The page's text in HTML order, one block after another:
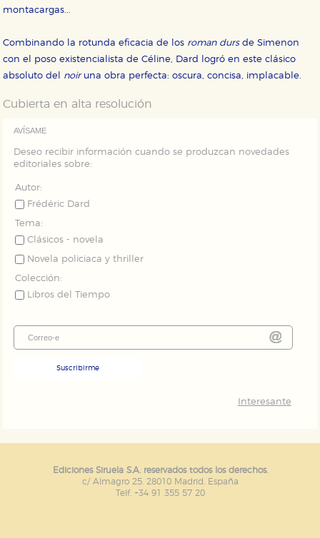
montacargas...
Combinando la rotunda eficacia de los roman dursde Simenon
con el poso existencialista de Céline, Dard logró en este clásico
absoluto del noiruna obra perfecta: oscura, concisa, implacable.
Cubierta en alta resolución
AVÍSAME
Deseo recibir información cuando se produzcan novedades
editoriales sobre:
Autor:
Frédéric Dard
Tema:
Clásicos - novela
Novela policiaca y thriller
Colección:
Libros del Tiempo
Suscribirme
Interesante
Ediciones Siruela S.A. reservados todos los derechos.
c/ Almagro 25. 28010 Madrid. España
Telf. +34 91 355 57 20
Cookies de publicidad y redes sociales
relevante para sus intereses en otros sitios. No
almacenan directamente información personal sino
que se basan en la identificación única de su
navegador y dispositivo de internet.